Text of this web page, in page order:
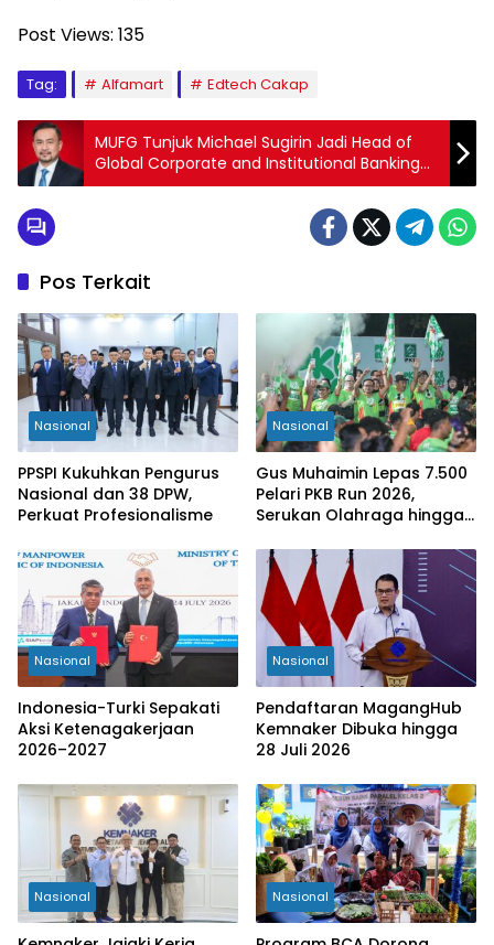
Post Views: 135
Tag: Alfamart Edtech Cakap
MUFG Tunjuk Michael Sugirin Jadi Head of
Global Corporate and Institutional Banking
for Indonesia
Pos Terkait
Nasional
PPSPI Kukuhkan Pengurus
Nasional dan 38 DPW,
Perkuat Profesionalisme
Nasional
Gus Muhaimin Lepas 7.500
Pelari PKB Run 2026,
Serukan Olahraga hingga
Nasional
Indonesia-Turki Sepakati
Aksi Ketenagakerjaan
2026–2027
Nasional
Pendaftaran MagangHub
Kemnaker Dibuka hingga
28 Juli 2026
Nasional Nasional